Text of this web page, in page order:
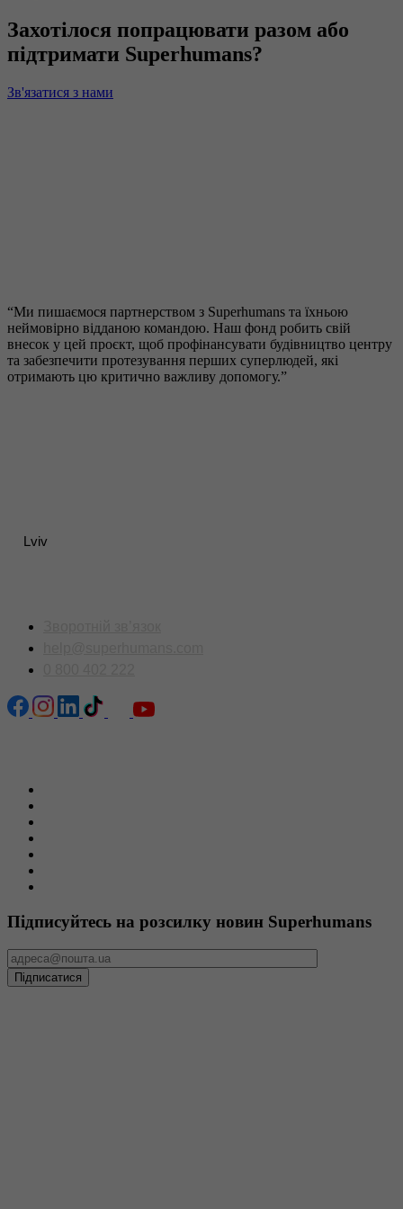
Захотілося попрацювати разом або
підтримати Superhumans?
Зв'язатися з нами
“Ми пишаємося партнерством з Superhumans та їхньою
неймовірно відданою командою. Наш фонд робить свій
внесок у цей проєкт, щоб профінансувати будівництво центру
та забезпечити протезування перших суперлюдей, які
отримають цю критично важливу допомогу.”
Lviv
Підписуйтесь на розсилку новин Superhumans